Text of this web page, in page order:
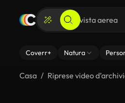
Coverr+ Natura
Casa Riprese video